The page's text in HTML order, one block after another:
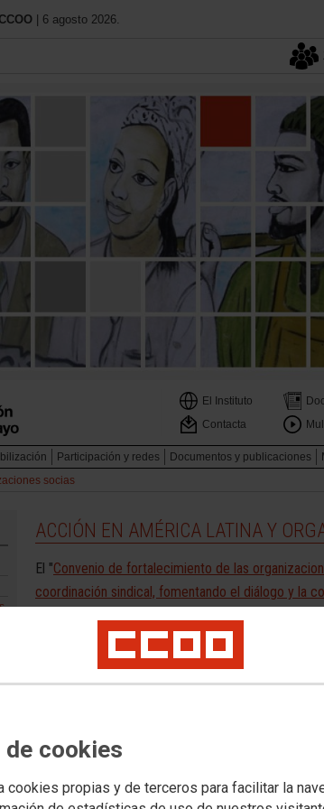
cookies
cookies propias y de terceros para facilitar la
| 6 agosto 2026.
El Instituto
Contacta
Participación y redes Documentos y publicaciones
socias
ACCIÓN EN AMÉRICA LATINA Y
El "Convenio de fortalecimiento de las
coordinación sindical, fomentando el diálogo y la
" para América Latina fue firmado
año 2008, para su ejecución hasta el 2012. El
de los que 8.400.00 euros fueron subvención de
para el Desarrollo (AECID), y el resto
Este plan de cooperación, cuya ejecución se
de las organizaciones sindicales
regionales, como agentes de desarrollo en sus